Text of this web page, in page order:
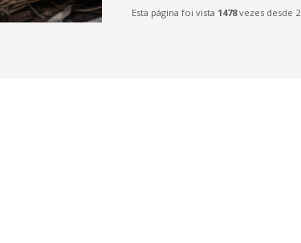
Esta página foi vista 1478vezes desde